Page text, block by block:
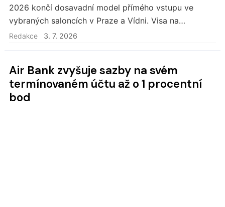
2026 končí dosavadní model přímého vstupu ve
vybraných saloncích v Praze a Vídni. Visa na
některých letištích posiluje, ale nárok na vstup už
Redakce 3. 7. 2026
Air Bank zvyšuje sazby na svém
termínovaném účtu až o 1 procentní
bod